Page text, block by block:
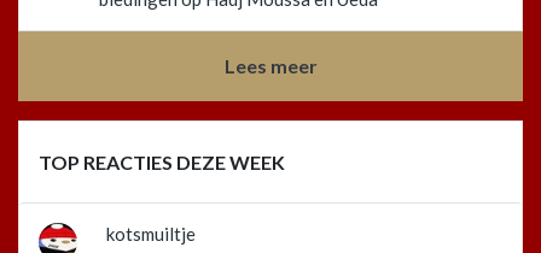
Lees meer
TOP REACTIES DEZE WEEK
kotsmuiltje